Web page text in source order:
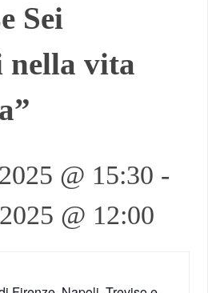
Sei
nella vita
@ 15:30 -
@ 12:00